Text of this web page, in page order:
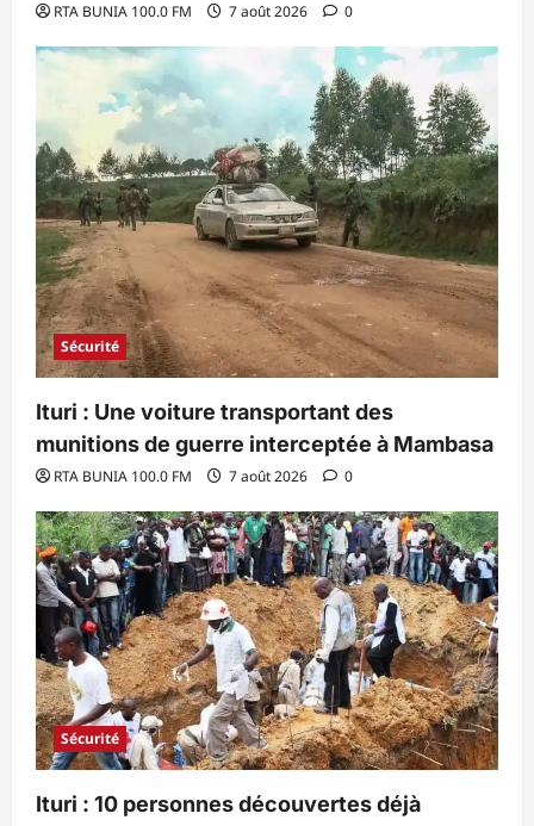
RTA BUNIA 100.0 FM 7 août 2026 0
Sécurité
Ituri : Une voiture transportant des
munitions de guerre interceptée à Mambasa
RTA BUNIA 100.0 FM 7 août 2026 0
Sécurité
Ituri : 10 personnes découvertes déjà